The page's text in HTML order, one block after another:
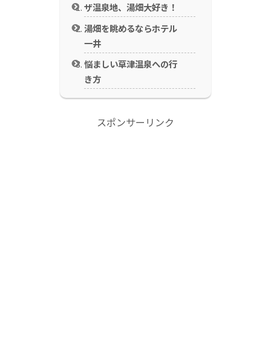
ザ温泉地、湯畑大好き！
湯畑を眺めるならホテル
一井
悩ましい草津温泉への行
き方
スポンサーリンク